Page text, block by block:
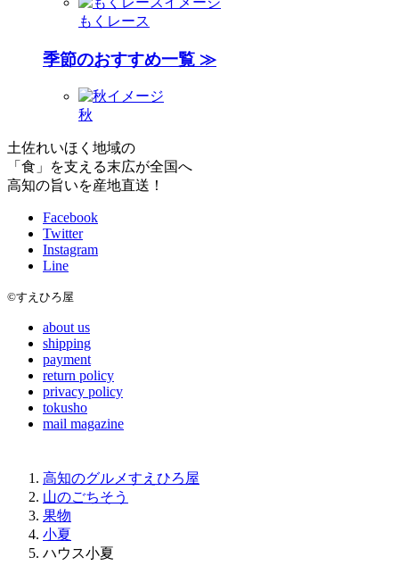
もくレース
季節のおすすめ一覧 ≫
秋
土佐れいほく地域の
「食」を支える末広が全国へ
高知の旨いを産地直送！
Facebook
Twitter
Instagram
Line
©すえひろ屋
about us
shipping
payment
return policy
privacy policy
tokusho
mail magazine
高知のグルメすえひろ屋
山のごちそう
果物
小夏
ハウス小夏